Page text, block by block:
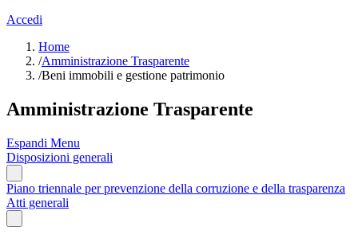
Accedi
Home
/Amministrazione Trasparente
/Beni immobili e gestione patrimonio
Amministrazione Trasparente
Espandi Menu
Disposizioni generali
Piano triennale per prevenzione della corruzione e della trasparenza
Atti generali